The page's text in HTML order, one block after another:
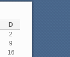
D
2
9
16